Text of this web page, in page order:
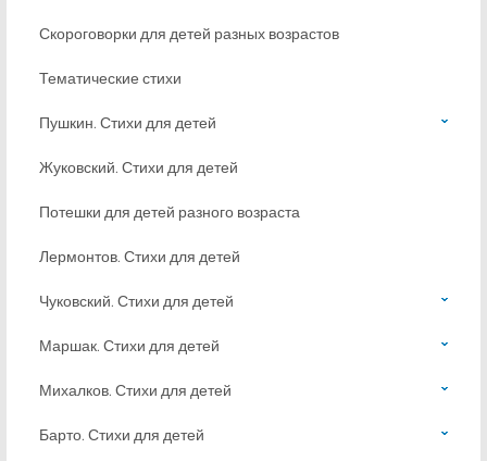
Скороговорки для детей разных возрастов
Тематические стихи
Пушкин. Стихи для детей
Жуковский. Стихи для детей
Потешки для детей разного возраста
Лермонтов. Стихи для детей
Чуковский. Стихи для детей
Маршак. Стихи для детей
Михалков. Стихи для детей
Барто. Стихи для детей